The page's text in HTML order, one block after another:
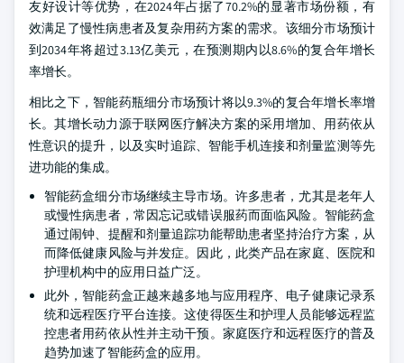
友好设计等优势，在2024年占据了70.2%的显著市场份额，有
效满足了慢性病患者及复杂用药方案的需求。该细分市场预计
到2034年将超过3.13亿美元，在预测期内以8.6%的复合年增长
率增长。
相比之下，智能药瓶细分市场预计将以9.3%的复合年增长率增
长。其增长动力源于联网医疗解决方案的采用增加、用药依从
性意识的提升，以及实时追踪、智能手机连接和剂量监测等先
进功能的集成。
智能药盒细分市场继续主导市场。许多患者，尤其是老年人
或慢性病患者，常因忘记或错误服药而面临风险。智能药盒
通过闹钟、提醒和剂量追踪功能帮助患者坚持治疗方案，从
而降低健康风险与并发症。因此，此类产品在家庭、医院和
护理机构中的应用日益广泛。
此外，智能药盒正越来越多地与应用程序、电子健康记录系
统和远程医疗平台连接。这使得医生和护理人员能够远程监
控患者用药依从性并主动干预。家庭医疗和远程医疗的普及
趋势加速了智能药盒的应用。